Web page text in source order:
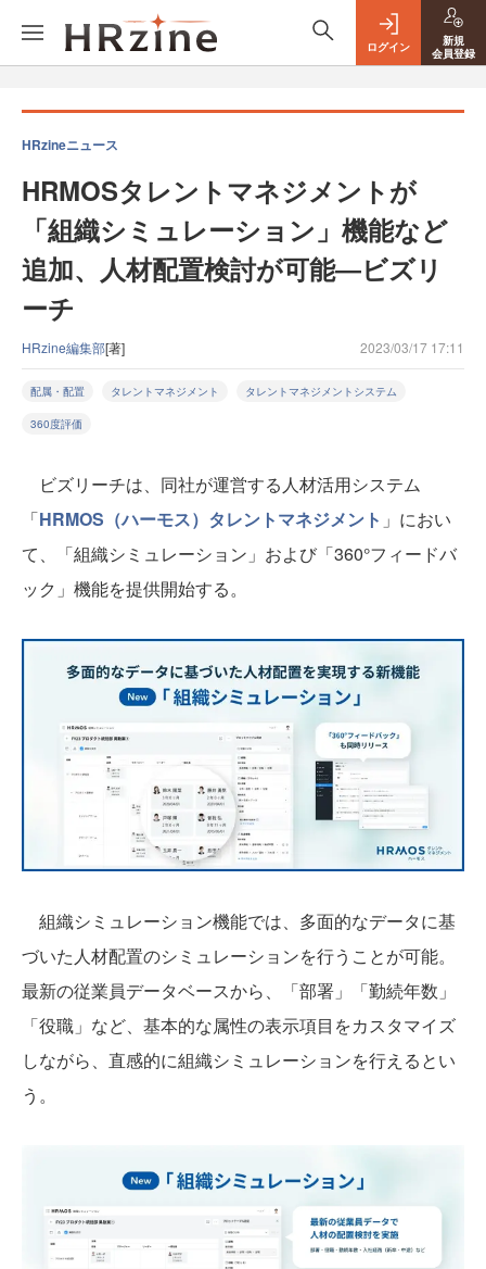
ログイン
新規
会員登録
HRzineニュース
HRMOSタレントマネジメントが
「組織シミュレーション」機能など
追加、人材配置検討が可能―ビズリ
ーチ
HRzine編集部[著] 2023/03/17 17:11
配属・配置 タレントマネジメント タレントマネジメントシステム
360度評価
ビズリーチは、同社が運営する人材活用システム
「HRMOS（ハーモス）タレントマネジメント 」におい
て、「組織シミュレーション」および「360°フィードバ
ック」機能を提供開始する。
組織シミュレーション機能では、多面的なデータに基
づいた人材配置のシミュレーションを行うことが可能。
最新の従業員データベースから、「部署」「勤続年数」
「役職」など、基本的な属性の表示項目をカスタマイズ
しながら、直感的に組織シミュレーションを行えるとい
う。